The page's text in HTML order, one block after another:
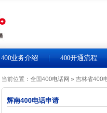
400业务介绍 400开通流程
当前位置： 全国400电话网 » 吉林省400
辉南400电话申请